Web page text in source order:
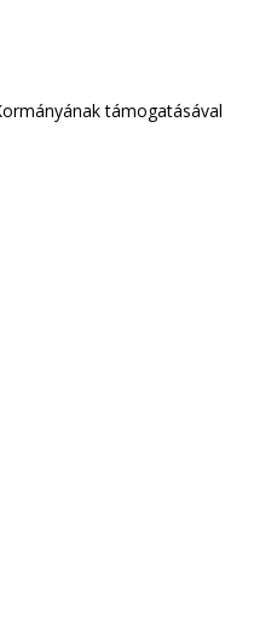
támogatásával